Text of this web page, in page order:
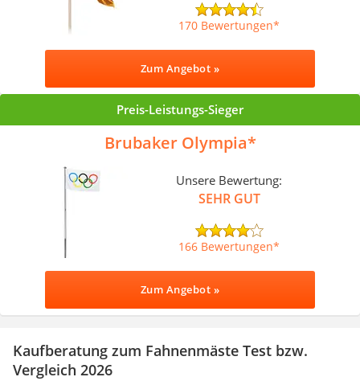
170 Bewertungen
Zum Angebot »
Preis-Leistungs-Sieger
Brubaker Olympia
Unsere Bewertung:
SEHR GUT
166 Bewertungen
Zum Angebot »
Kaufberatung zum Fahnenmäste Test bzw.
Vergleich 2026